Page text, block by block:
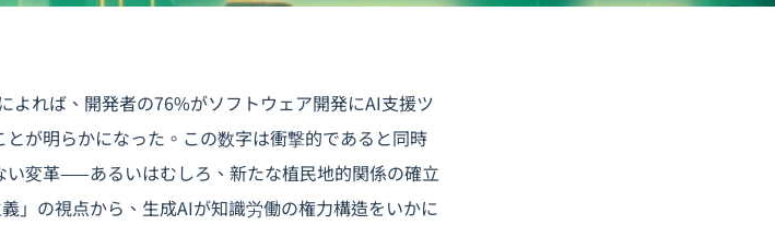
よれば、開発者の76%がソフトウェア開発にAI支援ツ
が明らかになった。この数字は衝撃的であると同時
変革——あるいはむしろ、新たな植民地的関係の確立
」の視点から、生成AIが知識労働の権力構造をいかに